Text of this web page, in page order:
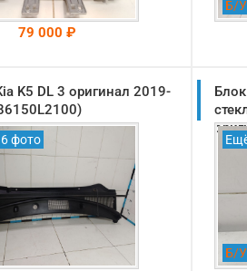
79 000 ₽
Раменское
-->
Б/У
K5 DL 3 оригинал 2019-
фото
Б/У